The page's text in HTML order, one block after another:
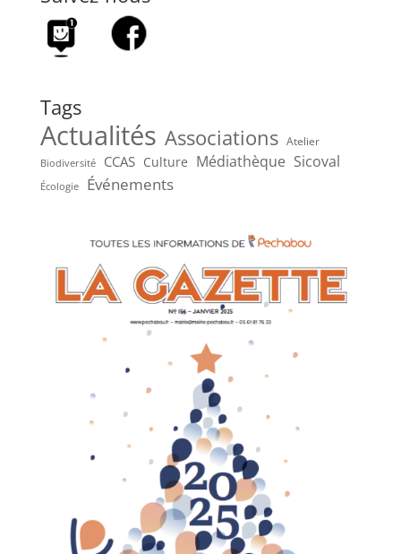
Tags
Actualités Associations Atelier
Biodiversité CCAS Culture Médiathèque Sicoval
Écologie Événements